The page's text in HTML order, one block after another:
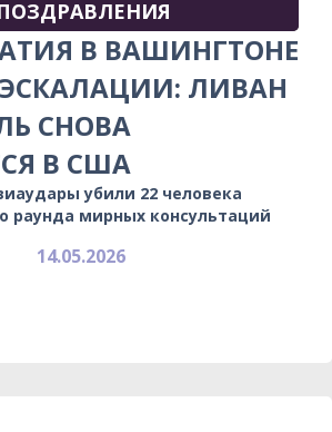
В ВАШИНГТОНЕ
ЛИВАН
СНОВА
В США
убили 22 человека
раунда мирных консультаций
14.05.2026